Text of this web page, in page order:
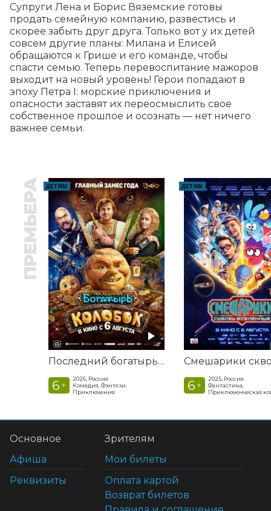
Супруги Лена и Борис Вяземские готовы
продать семейную компанию, развестись и
скорее забыть друг друга. Только вот у их детей
совсем другие планы: Милана и Елисей
обращаются к Грише и его команде, чтобы
спасти семью. Теперь перевоспитание мажоров
выходит на новый уровень! Герои попадают в
эпоху Петра I: морские приключения и
опасности заставят их переосмыслить свое
собственное прошлое и осознать — нет ничего
важнее семьи.
ПРЕМЬЕРА ДЕТЯМ
Последний богатырь. Колобок
6 +
2026, Россия
Комедия, Фэнтези,
Приключения
ДЕТЯМ
6 +
2025, Россия
Фантастика,
Приключенческая
Основное
Афиша
Реквизиты
Зрителям
Мои билеты
Оплата картой
Возврат билетов